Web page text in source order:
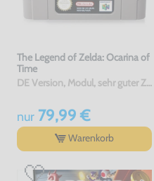
The Legend of Zelda: Ocarina of
Time
DE Version, Modul, sehr guter Zustand, gebraucht
nur79,99 €
Warenkorb